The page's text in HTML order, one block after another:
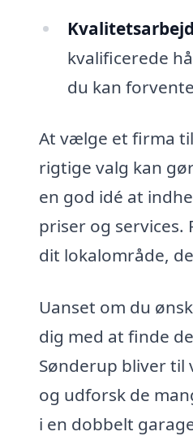
kvalificerede
du kan
At vælge et firma
rigtige valg kan
en god idé at
priser og services.
dit lokalområde,
Uanset om du
dig med at finde
Sønderup bliver til
og udforsk de
i en dobbelt